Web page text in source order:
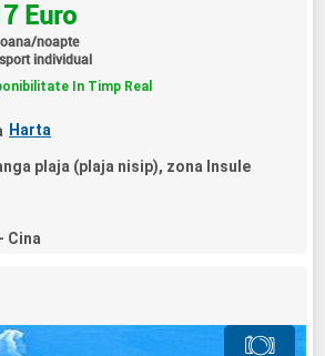
Euro
noapte
individual
In Timp Real
Harta
plaja (plaja nisip), zona Insule
Cina